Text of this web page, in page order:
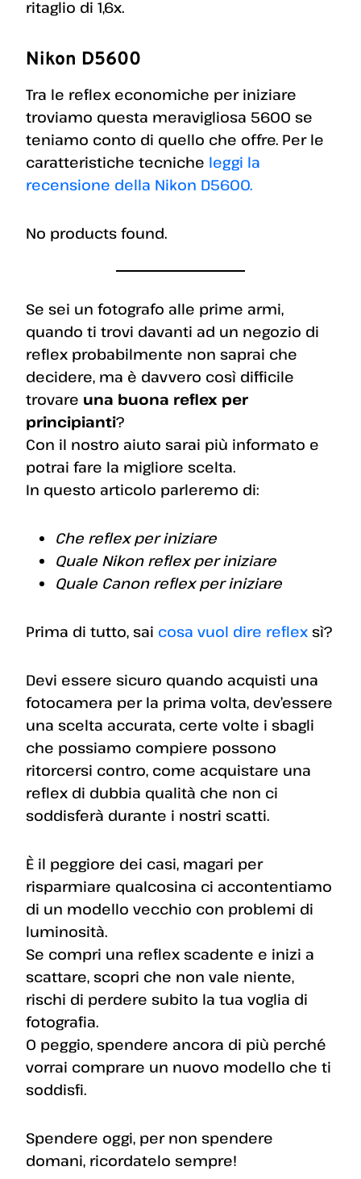
ritaglio di 1,6x.
Nikon D5600
Tra le reflex economiche per iniziare
troviamo questa meravigliosa 5600 se
teniamo conto di quello che offre. Per le
caratteristiche tecniche leggi la
recensione della Nikon D5600.
No products found.
Se sei un fotografo alle prime armi,
quando ti trovi davanti ad un negozio di
reflex probabilmente non saprai che
decidere, ma è davvero così difficile
trovare una buona reflex per
principianti?
Con il nostro aiuto sarai più informato e
potrai fare la migliore scelta.
In questo articolo parleremo di:
Che reflex per iniziare
Quale Nikon reflex per iniziare
Quale Canon reflex per iniziare
Prima di tutto, sai cosa vuol dire reflex sì?
Devi essere sicuro quando acquisti una
fotocamera per la prima volta, dev’essere
una scelta accurata, certe volte i sbagli
che possiamo compiere possono
ritorcersi contro, come acquistare una
reflex di dubbia qualità che non ci
soddisferà durante i nostri scatti.
È il peggiore dei casi, magari per
risparmiare qualcosina ci accontentiamo
di un modello vecchio con problemi di
luminosità.
Se compri una reflex scadente e inizi a
scattare, scopri che non vale niente,
rischi di perdere subito la tua voglia di
fotografia.
O peggio, spendere ancora di più perché
vorrai comprare un nuovo modello che ti
soddisfi.
Spendere oggi, per non spendere
domani, ricordatelo sempre!